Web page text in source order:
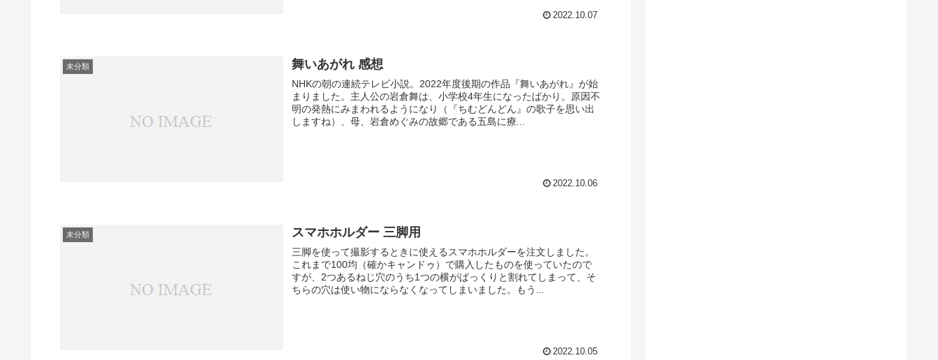
2022.10.07
未分類 舞いあがれ 感想
NHKの朝の連続テレビ小説。2022年度後期の作品『舞いあがれ』が始
まりました。主人公の岩倉舞は、小学校4年生になったばかり。原因不
明の発熱にみまわれるようになり（『ちむどんどん』の歌子を思い出
しますね）、母、岩倉めぐみの故郷である五島に療...
2022.10.06
未分類 スマホホルダー 三脚用
三脚を使って撮影するときに使えるスマホホルダーを注文しました。
これまで100均（確かキャンドゥ）で購入したものを使っていたので
すが、2つあるねじ穴のうち1つの横がぱっくりと割れてしまって、そ
ちらの穴は使い物にならなくなってしまいました。もう...
2022.10.05